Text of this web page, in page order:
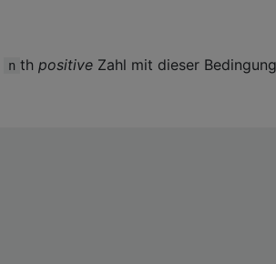
n th positive Zahl mit dieser